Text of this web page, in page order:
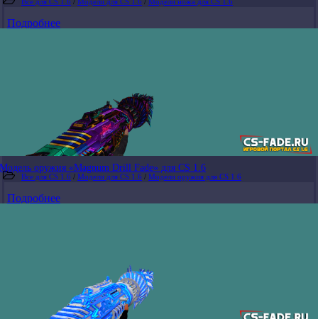
Подробнее
Модель оружия «Magnum Drill Fade» для CS 1.6
Все для CS 1.6 / Модели для CS 1.6 / Модели оружия для CS 1.6
Подробнее